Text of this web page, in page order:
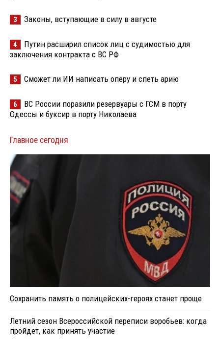
3 Законы, вступающие в силу в августе
4
Путин расширил список лиц с судимостью для
заключения контракта с ВС РФ
5 Сможет ли ИИ написать оперу и спеть арию
6
ВС России поразили резервуары с ГСМ в порту
Одессы и буксир в порту Николаева
Главное сегодня
Сохранить память о полицейских-героях станет проще
Летний сезон Всероссийской переписи воробьев: когда
пройдет, как принять участие